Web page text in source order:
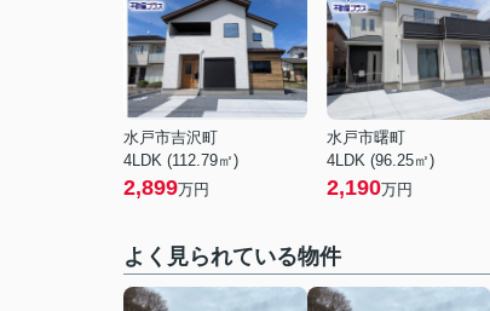
水戸市吉沢町
4LDK (112.79㎡)
2,899万円
水戸市曙町
4LDK (96.25㎡)
2,190万円
よく見られている物件